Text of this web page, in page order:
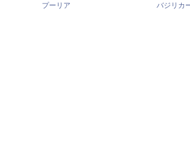
プーリア バジリカ